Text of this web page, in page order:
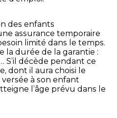
des enfants
assurance temporaire
limité dans le temps.
la durée de la garantie :
S’il décède pendant ce
dont il aura choisi le
versée à son enfant
l’âge prévu dans le